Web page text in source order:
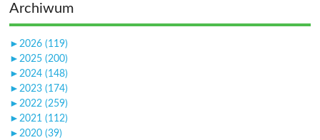
Archiwum
►2026 (119)
►2025 (200)
►2024 (148)
►2023 (174)
►2022 (259)
►2021 (112)
►2020 (39)